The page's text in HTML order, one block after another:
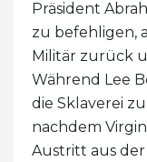
Präsident
zu befehligen,
Militär zurück
Während Lee
die Sklaverei
nachdem
Austritt aus